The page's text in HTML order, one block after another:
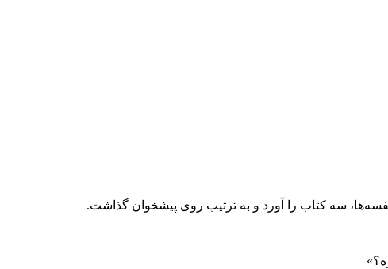
سه کتاب را آورد و به ترتیب روی پیشخوان گذاشت.